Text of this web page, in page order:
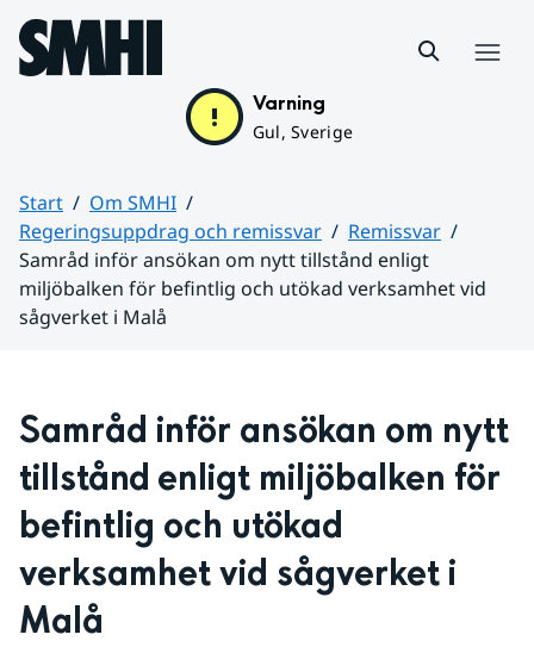
Hoppa till sidans innehåll
Varning
Gul, Sverige
Start
Om SMHI
Regeringsuppdrag och remissvar
Remissvar
Samråd inför ansökan om nytt tillstånd enligt
miljöbalken för befintlig och utökad verksamhet vid
sågverket i Malå
Samråd inför ansökan om nytt
tillstånd enligt miljöbalken för
befintlig och utökad
verksamhet vid sågverket i
Malå